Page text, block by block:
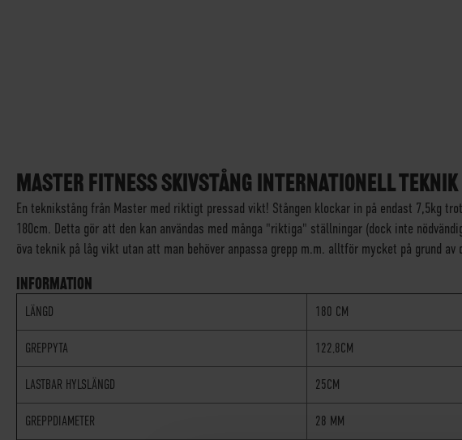
THE
BEGINNING
OF
THE
IMAGES
MASTER FITNESS SKIVSTÅNG INTERNATIONELL
En teknikstång från Master med riktigt pressad vikt! Stången klockar in på endast 7,5kg
180cm. Detta gör att den kan användas med många "riktiga" ställningar (dock inte
öva teknik på låg vikt utan att man behöver anpassa grepp m.m. alltför mycket på grund av
INFORMATION
LÄNGD 180 CM
GREPPYTA 122,8CM
LASTBAR HYLSLÄNGD 25CM
GREPPDIAMETER 28 MM